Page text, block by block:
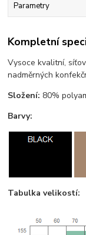
Parametry
Kompletní
Vysoce kvalitní,
nadměrných
Složení: 80%
Barvy:
Tabulka velikostí: